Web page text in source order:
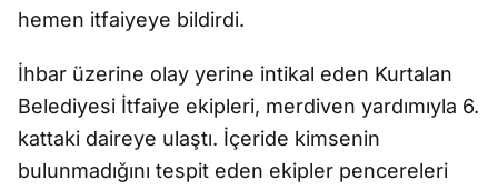
hemen itfaiyeye bildirdi.
İhbar üzerine olay yerine intikal eden Kurtalan
Belediyesi İtfaiye ekipleri, merdiven yardımıyla 6.
kattaki daireye ulaştı. İçeride kimsenin
bulunmadığını tespit eden ekipler pencereleri